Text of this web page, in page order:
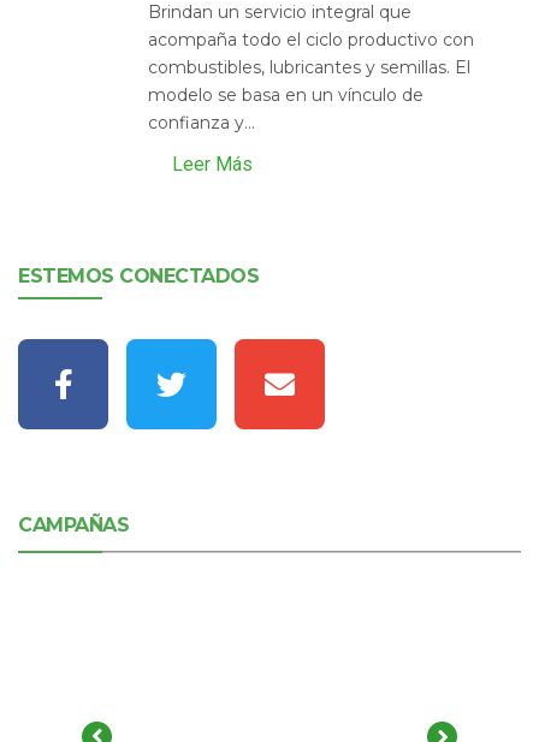
Brindan un servicio integral que
acompaña todo el ciclo productivo con
combustibles, lubricantes y semillas. El
modelo se basa en un vínculo de
confianza y...
Leer Más
ESTEMOS CONECTADOS
CAMPAÑAS